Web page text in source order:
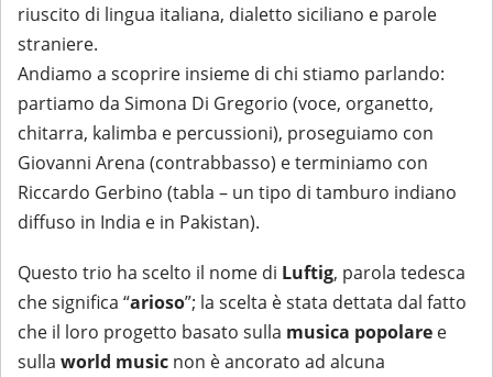
riuscito di lingua italiana, dialetto siciliano e parole
straniere.
Andiamo a scoprire insieme di chi stiamo parlando:
partiamo da Simona Di Gregorio (voce, organetto,
chitarra, kalimba e percussioni), proseguiamo con
Giovanni Arena (contrabbasso) e terminiamo con
Riccardo Gerbino (tabla – un tipo di tamburo indiano
diffuso in India e in Pakistan).
Questo trio ha scelto il nome di Luftig, parola tedesca
che significa “arioso”; la scelta è stata dettata dal fatto
che il loro progetto basato sulla musica popolare e
sulla world music non è ancorato ad alcuna